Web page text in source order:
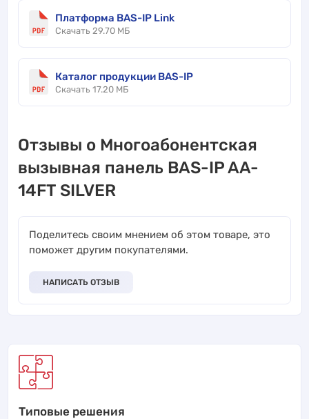
Платформа BAS-IP Link
Скачать 29.70 МБ
Каталог продукции BAS-IP
Скачать 17.20 МБ
Отзывы о Многоабонентская
вызывная панель BAS-IP AA-
14FT SILVER
Поделитесь своим мнением об этом товаре, это
поможет другим покупателями.
НАПИСАТЬ ОТЗЫВ
Типовые решения